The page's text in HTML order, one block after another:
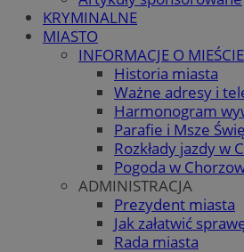
KRYMINALNE
MIASTO
INFORMACJE O MIEŚCIE
Historia miasta
Ważne adresy i
Harmonogram
Parafie i Msze
Rozkłady jazdy w
Pogoda w
ADMINISTRACJA
Prezydent miasta
Jak załatwić
Rada miasta